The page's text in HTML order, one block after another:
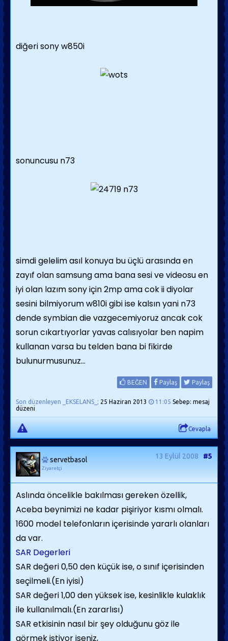
diğeri sony w850i
sonuncusu n73
simdi gelelim asıl konuya bu üçlü arasında en
zayıf olan samsung ama bana sesi ve videosu en
iyi olan lazım sony için 2mp ama cok ii diyolar
sesini bilmiyorum w810i gibi ise kalsın yani n73
dende symbian die vazgecemiyoruz ancak cok
sorun cıkartıyorlar yavas calısıyolar ben napim
kullanan varsa bu telden bana bi fikirde
bulunurmusunuz...
BEĞEN Paylaş Paylaş
Son düzenleyen _EKSELANS_; 25 Haziran 2013 11:05 Sebep: mesaj
düzeni
Cevapla
servetbasol
Ziyaretçi
13 Eylül 2008 #5
Aslında öncelikle bakılması gereken özellik,
Aceba beynimizi ne kadar pişiriyor kısmı olmalı.
1600 model telefonların içerisinde yararlı olanları
da var.
SAR Degerleri
SAR değeri 0,50 den küçük ise, o sınıf içerisinden
seçilmeli.(En iyisi)
SAR değeri 1,00 den yüksek ise, kesinlikle kulaklık
ile kullanılmalı.(En zararlısı)
SAR etkisinin nasıl bir şey olduğunu göz ile
görmek istiyor iseniz,